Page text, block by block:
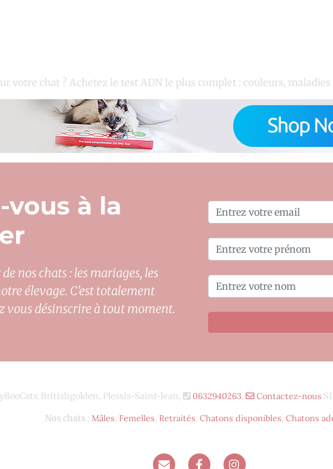
votre chat ? Achetez le test ADN le plus complet : couleurs,
à la
nos chats : les mariages, les
élevage. C'est totalement
vous désinscrire à tout moment.
Plessis-Saint-Jean, 0632940263, Contactez-nous
Nos chats: Mâles, Femelles, Retraités, Chatons disponibles, Chatons